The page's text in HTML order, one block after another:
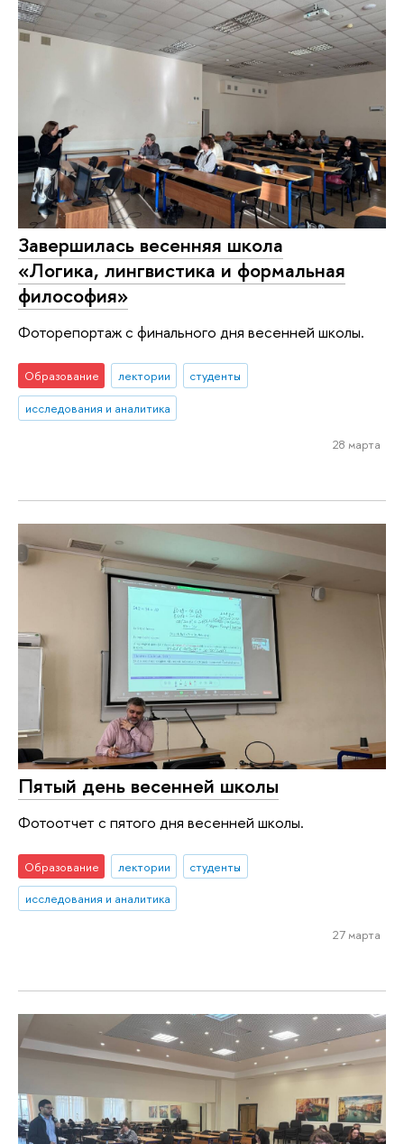
Завершилась весенняя школа
«Логика, лингвистика и формальная
философия»
Фоторепортаж с финального дня весенней школы.
Образование лектории
студенты
исследования и аналитика
28 марта
Пятый день весенней школы
Фотоотчет с пятого дня весенней школы.
Образование лектории
студенты
исследования и аналитика
27 марта